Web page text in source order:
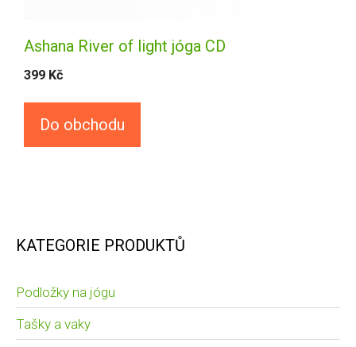
Ashana River of light jóga CD
399 Kč
Do obchodu
KATEGORIE PRODUKTŮ
Podložky na jógu
Tašky a vaky